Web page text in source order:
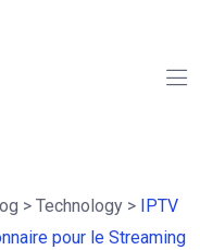
> Technology >
IPTV
pour le Streaming